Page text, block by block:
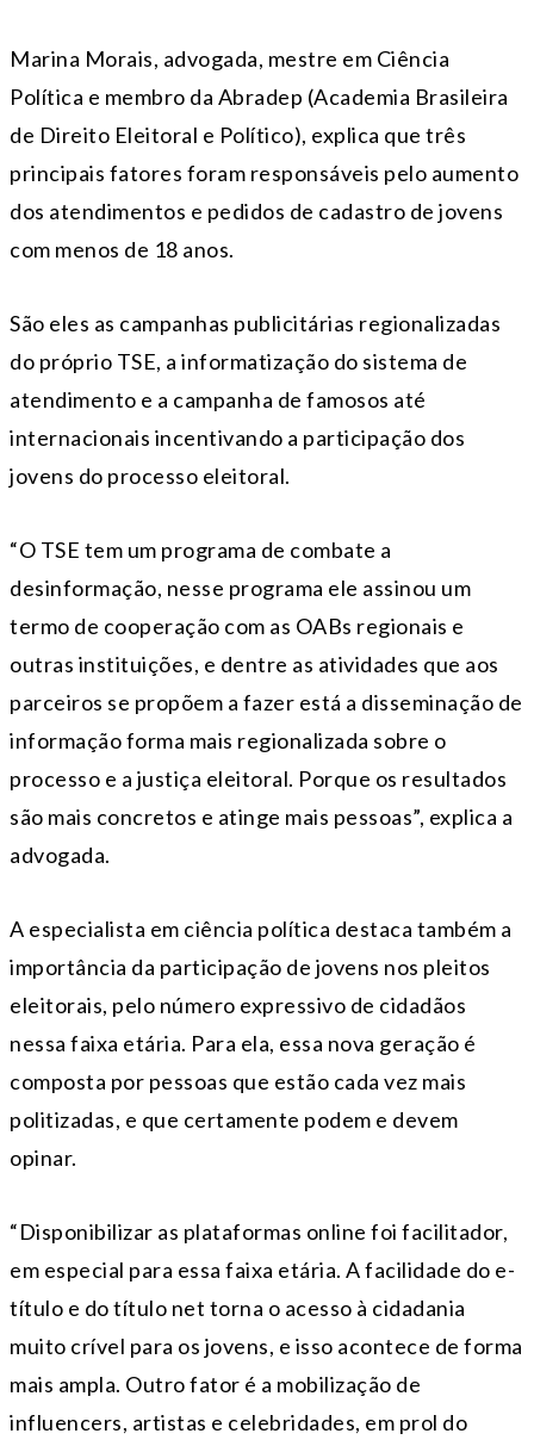
Marina Morais, advogada, mestre em Ciência
Política e membro da Abradep (Academia Brasileira
de Direito Eleitoral e Político), explica que três
principais fatores foram responsáveis pelo aumento
dos atendimentos e pedidos de cadastro de jovens
com menos de 18 anos.
São eles as campanhas publicitárias regionalizadas
do próprio TSE, a informatização do sistema de
atendimento e a campanha de famosos até
internacionais incentivando a participação dos
jovens do processo eleitoral.
“O TSE tem um programa de combate a
desinformação, nesse programa ele assinou um
termo de cooperação com as OABs regionais e
outras instituições, e dentre as atividades que aos
parceiros se propõem a fazer está a disseminação de
informação forma mais regionalizada sobre o
processo e a justiça eleitoral. Porque os resultados
são mais concretos e atinge mais pessoas”, explica a
advogada.
A especialista em ciência política destaca também a
importância da participação de jovens nos pleitos
eleitorais, pelo número expressivo de cidadãos
nessa faixa etária. Para ela, essa nova geração é
composta por pessoas que estão cada vez mais
politizadas, e que certamente podem e devem
opinar.
“Disponibilizar as plataformas online foi facilitador,
em especial para essa faixa etária. A facilidade do e-
título e do título net torna o acesso à cidadania
muito crível para os jovens, e isso acontece de forma
mais ampla. Outro fator é a mobilização de
influencers, artistas e celebridades, em prol do